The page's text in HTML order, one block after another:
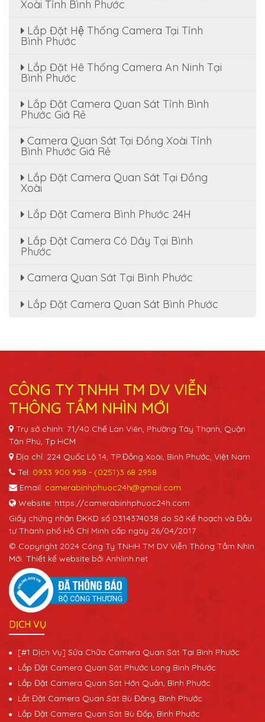
Xoài Tỉnh Bình Phước
Lắp Đặt Hệ Thống Camera Tại Tỉnh
Bình Phước
Lắp Đặt Hê Thống Camera An Ninh Tại
Bình Phước
Lắp Đặt Camera Quan Sát Tỉnh Bình
Phước Giá Rẻ
Camera Quan Sát Tại Đồng Xoài Tỉnh
Bình Phước Giá Rẻ
Lắp Đặt Camera Quan Sát Tại Đồng
Xoài
Lắp Đặt Camera Bình Phước 24H
Lắp Đặt Camera Có Dây Tại Bình
Phước
Camera Quan Sát Tại Bình Phước
Lắp Đặt Camera Quan Sát Bình Phước
CÔNG TY TNHH TM DV VIỄN
THÔNG TẦM NHÌN MỚI
Trụ sở chính: 71/40 Chế Lan Viên, Phường Tây Thạnh, Quận
Tân Phú, Tp.HCM
Địa chỉ: 224 Quốc Lộ 14, TP.Đồng Xoài, Bình Phước, Việt Nam
Tel: 0933 900 958 - (0251)3 68 2958
Email: camerabinhphuoc24h@gmail.com
Website: https://camerabinhphuoc24h.com
Giấy chứng nhận ĐKKD số 0314374038 do Sở Kế hoạch và Đầu
tư Thành phố Hồ Chí Minh cấp ngày 26/04/2017
© Copyright 2024 Công Ty TNHH TM DV Viễn Thông Tầm Nhìn
Mới. Thiết kế website bởi Anhlinh.net
DỊCH VỤ
[#1 Dịch Vụ] Sửa Chữa Camera Quan Sát Tại Bình Phước
Lắp Đặt Camera Quan Sát Phước Long Bình Phước
Lắp Đặt Camera Quan Sát Hớn Quản, Bình Phước
Lắt Đặt Camera Quan Sát Bù Đăng, Bình Phước
Lắp Đặt Camera Quan Sát Bù Đốp, Bình Phước